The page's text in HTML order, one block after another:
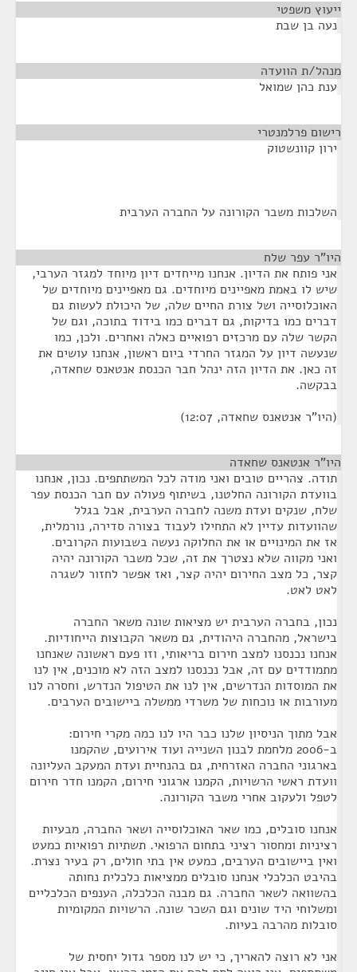
ייעוץ משפטי
נעה בן שבת
מנהל/ת הוועדה
ענת כהן שמואל
רישום פרלמנטרי
ירון קוונשטוק
השלכות משבר הקורונה על החברה הערבית
היו"ר עפר שלח
אני פותח את הדיון. אנחנו מייחדים דיון מיוחד למגזר הערבי,
שיש לו באמת מאפיינים מיוחדים. גם מאפיינים מיוחדים של
האוכלוסייה ושל צורת החיים שלה, של היכולת לעשות גם
דברים כמו בדיקות, גם דברים כמו בידוד בתוכה, וגם של
הקשר שלה עם מרכזים רפואיים כאלה ואחרים. ולכן, כמו
שנעשה דיון על המגזר החרדי ביום ראשון, אנחנו עושים את
זה כאן. את הדיון הזה ינהל חבר הכנסת אנטאנס שחאדה,
בבקשה.
(היו"ר אנטאנס שחאדה, 12:07)
היו"ר אנטאנס שחאדה
תודה. צהריים טובים ואני מודה לכל המשתתפים. נכון, אנחנו
בוועדת הקורונה החלטנו, בשיתוף פעולה עם חבר הכנסת עפר
שלח, שנקים ועדת משנה לחברה הערבית, אבל בגלל
שהוועדות עדיין לא התחילו לעבוד בצורה סדירה, נורמלית,
אז את המינויים או את החלוקה נעשה בשבועות הקרובים.
ואני מקווה שלא נצטרך את זה, שכל משבר הקורונה יהיה
קצר, כל מצב החירום יהיה קצר, ואז אפשר לחזור לשגרה
לאט לאט.
נכון, בחברה הערבית יש מציאות שונה משאר החברה
בישראל, מהחברה היהודית, גם משאר הקבוצות הייחודיות.
אנחנו נכנסנו למצב חירום בריאותי, וזו פעם ראשונה שאנחנו
מתמודדים עם זה, אבל נכנסנו למצב הזה לא מוכנים, אין לנו
את המוסדות הנדרשים, אין לנו את הטיפול הנדרש, וחסרה לנו
מעורבות או נוכחות של משרדי ממשלה ביישובים הערבים.
אבל מתוך הניסיון שלנו כבר היו לנו כמה מקרי חירום:
ב-2006 מלחמת לבנון השנייה ועוד אירועים, שהקמנו
בארגוני החברה האזרחית, גם בהנחיית ועדת המעקב העליונה
וועדת ראשי הרשויות, הקמנו ארגוני חירום, הקמנו חדר חירום
לטפל ולעקוב אחרי משבר הקורונה.
אנחנו סובלים, כמו שאר האוכלוסייה ושאר החברה, מבעיות
רציניות ומחסור רציני בתחום הרפואי. תשתיות רפואיות כמעט
ואין ביישובים הערבים, כמעט אין בתי חולים, רק בעיר נצרת.
בהיבט הכלכלי אנחנו סובלים ממציאות כלכלית נחותה
בהשוואה לשאר החברה. גם מבנה הכלכלה, הענפים הכלכליים
ומשלוחי היד שונים וגם השכר שונה. הרשויות המקומיות
סובלות מהרבה בעיות.
אני לא רוצה להאריך, כי יש לנו מספר גדול יחסית של